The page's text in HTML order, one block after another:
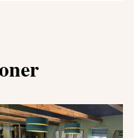
- Jægerspris - Vinbar